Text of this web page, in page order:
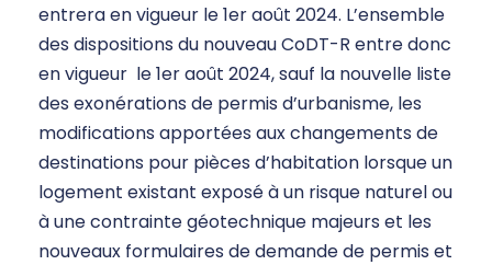
entrera en vigueur le 1er août 2024. L’ensemble
des dispositions du nouveau CoDT-R entre donc
en vigueur le 1er août 2024, sauf la nouvelle liste
des exonérations de permis d’urbanisme, les
modifications apportées aux changements de
destinations pour pièces d’habitation lorsque un
logement existant exposé à un risque naturel ou
à une contrainte géotechnique majeurs et les
nouveaux formulaires de demande de permis et